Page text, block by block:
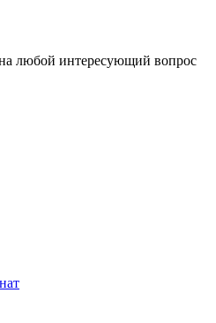
любой интересующий вопрос